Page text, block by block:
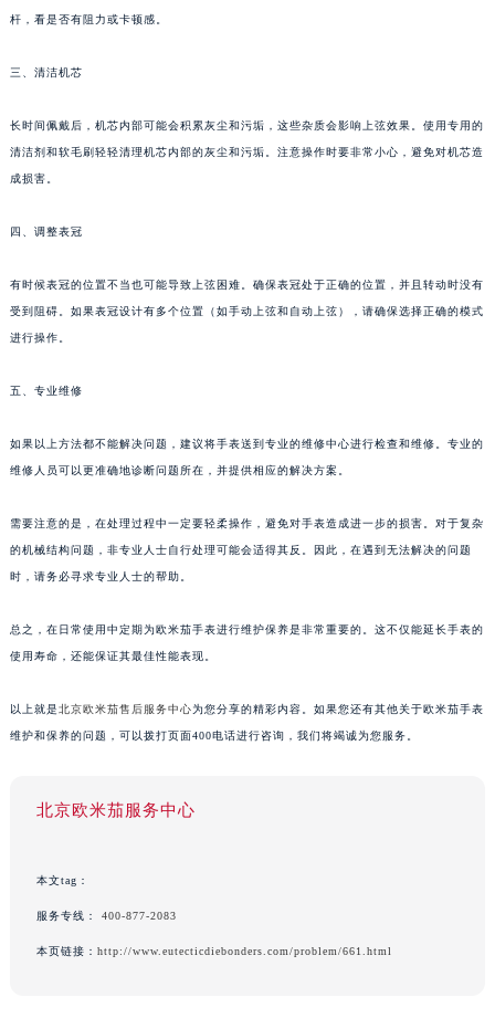
杆，看是否有阻力或卡顿感。
三、清洁机芯
长时间佩戴后，机芯内部可能会积累灰尘和污垢，这些杂质会影响上弦效果。使用专用的
清洁剂和软毛刷轻轻清理机芯内部的灰尘和污垢。注意操作时要非常小心，避免对机芯造
成损害。
四、调整表冠
有时候表冠的位置不当也可能导致上弦困难。确保表冠处于正确的位置，并且转动时没有
受到阻碍。如果表冠设计有多个位置（如手动上弦和自动上弦），请确保选择正确的模式
进行操作。
五、专业维修
如果以上方法都不能解决问题，建议将手表送到专业的维修中心进行检查和维修。专业的
维修人员可以更准确地诊断问题所在，并提供相应的解决方案。
需要注意的是，在处理过程中一定要轻柔操作，避免对手表造成进一步的损害。对于复杂
的机械结构问题，非专业人士自行处理可能会适得其反。因此，在遇到无法解决的问题
时，请务必寻求专业人士的帮助。
总之，在日常使用中定期为欧米茄手表进行维护保养是非常重要的。这不仅能延长手表的
使用寿命，还能保证其最佳性能表现。
以上就是北京欧米茄售后服务中心为您分享的精彩内容。如果您还有其他关于欧米茄手表
维护和保养的问题，可以拨打页面400电话进行咨询，我们将竭诚为您服务。
北京欧米茄服务中心
本文tag：
服务专线： 400-877-2083
本页链接： http://www.eutecticdiebonders.com/problem/661.html